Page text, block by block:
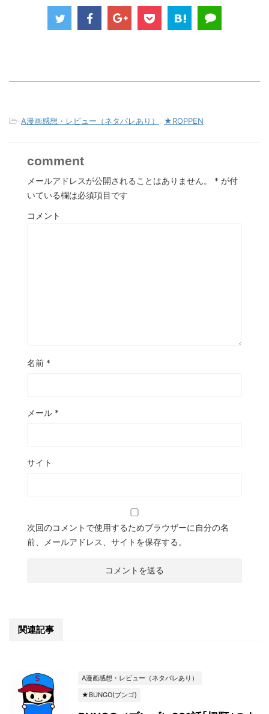
-A漫画感想・レビュー（ネタバレあり） ★ROPPEN
comment
メールアドレスが公開されることはありません。 * が付
いている欄は必須項目です
コメント
名前 *
メール *
サイト
次回のコメントで使用するためブラウザーに自分の名
前、メールアドレス、サイトを保存する。
関連記事
A漫画感想・レビュー（ネタバレあり）
★BUNGO(ブンゴ)